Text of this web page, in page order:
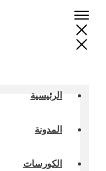
الرئيسية
المدونة
الكورسات